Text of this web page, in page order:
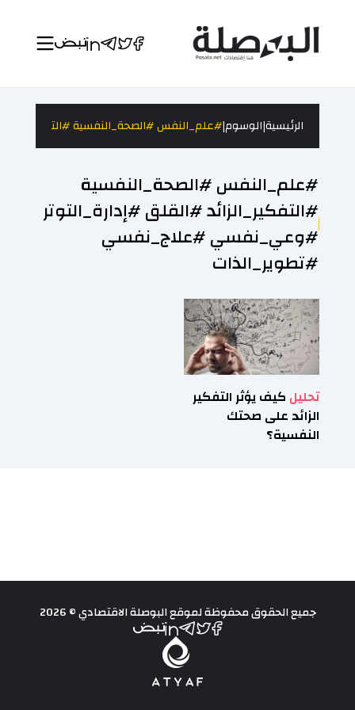
الرئيسية|الوسوم|#علم_النفس #الصحة_النفسية
#علم_النفس #الصحة_النفسية
#التفكير_الزائد #القلق #إدارة_التوتر
#وعي_نفسي #علاج_نفسي
#تطوير_الذات
تحليل كيف يؤثر التفكير
الزائد على صحتك
النفسية؟
جميع الحقوق محفوظة لموقع البوصلة الاقتصادي © 2026